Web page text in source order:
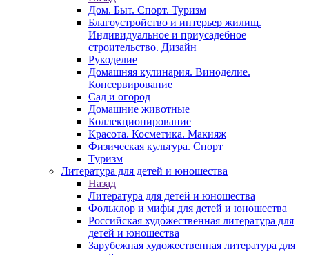
Дом. Быт. Спорт. Туризм
Благоустройство и интерьер жилищ.
Индивидуальное и приусадебное
строительство. Дизайн
Рукоделие
Домашняя кулинария. Виноделие.
Консервирование
Сад и огород
Домашние животные
Коллекционирование
Красота. Косметика. Макияж
Физическая культура. Спорт
Туризм
Литература для детей и юношества
Назад
Литература для детей и юношества
Фольклор и мифы для детей и юношества
Российская художественная литература для
детей и юношества
Зарубежная художественная литература для